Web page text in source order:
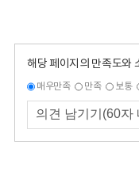
해당 페이지의 만족도와
매우만족 만족 보통